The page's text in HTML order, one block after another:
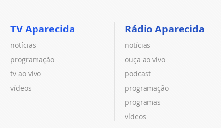
TV Aparecida
notícias
programação
tv ao vivo
vídeos
Rádio Aparecida
notícias
ouça ao vivo
podcast
programação
programas
vídeos